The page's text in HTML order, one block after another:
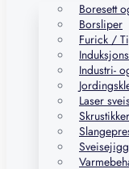
Boresett
Borsliper
Furick /
Industri-
Laser
Skrustikker
Sveisejigg